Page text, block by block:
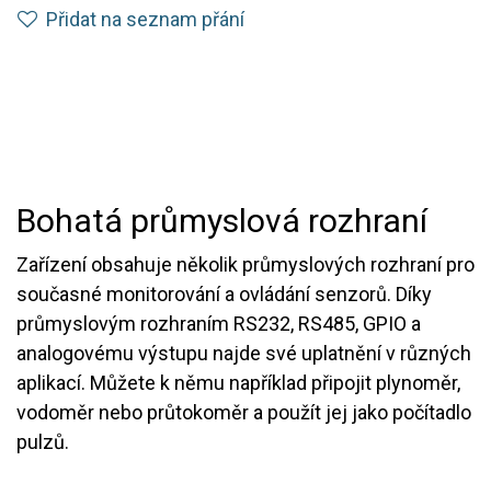
Přidat na seznam přání
Bohatá průmyslová rozhraní
Zařízení obsahuje několik průmyslových rozhraní pro
současné monitorování a ovládání senzorů. Díky
průmyslovým rozhraním RS232, RS485, GPIO a
analogovému výstupu najde své uplatnění v různých
aplikací. Můžete k němu například připojit plynoměr,
vodoměr nebo průtokoměr a použít jej jako počítadlo
pulzů.